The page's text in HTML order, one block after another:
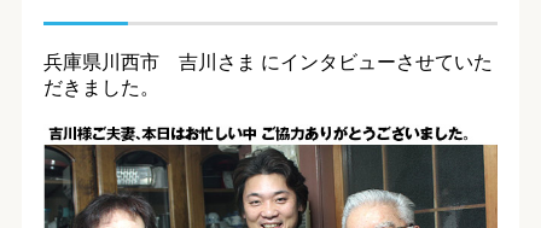
兵庫県川西市 吉川さま にインタビューさせていた
だきました。